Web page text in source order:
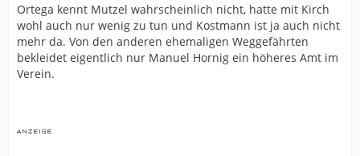
Ortega kennt Mutzel wahrscheinlich nicht, hatte mit Kirch
wohl auch nur wenig zu tun und Kostmann ist ja auch nicht
mehr da. Von den anderen ehemaligen Weggefährten
bekleidet eigentlich nur Manuel Hornig ein höheres Amt im
Verein.